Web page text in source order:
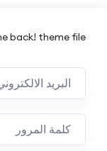
back! theme file